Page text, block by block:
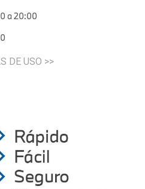
a 20:00
DE USO >>